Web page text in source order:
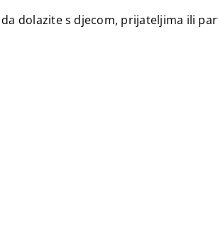
dolazite s djecom, prijateljima ili